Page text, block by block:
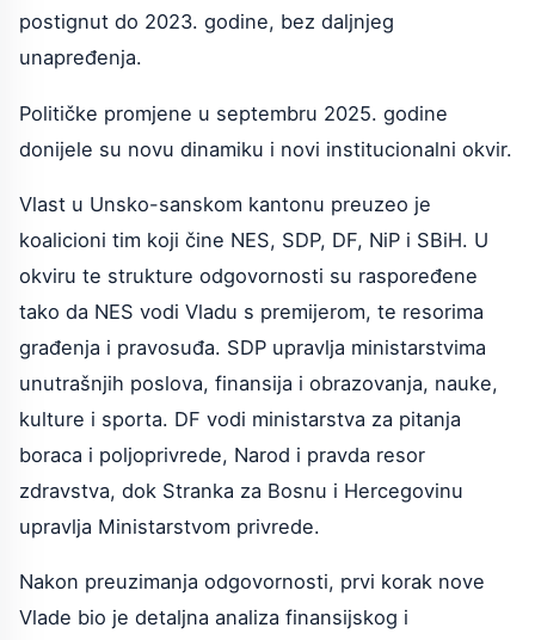
postignut do 2023. godine, bez daljnjeg
unapređenja.
Političke promjene u septembru 2025. godine
donijele su novu dinamiku i novi institucionalni okvir.
Vlast u Unsko-sanskom kantonu preuzeo je
koalicioni tim koji čine NES, SDP, DF, NiP i SBiH. U
okviru te strukture odgovornosti su raspoređene
tako da NES vodi Vladu s premijerom, te resorima
građenja i pravosuđa. SDP upravlja ministarstvima
unutrašnjih poslova, finansija i obrazovanja, nauke,
kulture i sporta. DF vodi ministarstva za pitanja
boraca i poljoprivrede, Narod i pravda resor
zdravstva, dok Stranka za Bosnu i Hercegovinu
upravlja Ministarstvom privrede.
Nakon preuzimanja odgovornosti, prvi korak nove
Vlade bio je detaljna analiza finansijskog i